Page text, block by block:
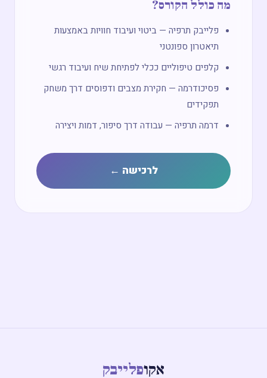
מה כולל הקורס?
פלייבק תרפיה — ביטוי ועיבוד חוויות באמצעות
תיאטרון ספונטני
קלפים טיפוליים ככלי לפתיחת שיח ועיבוד רגשי
פסיכודרמה — חקירת מצבים ודפוסים דרך משחק
תפקידים
דרמה תרפיה — עבודה דרך סיפור, דמות ויצירה
לרכישה ←
אקופלייבק